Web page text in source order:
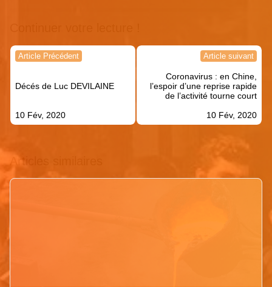
Navigation
l’article
Article Précédent
Décés de Luc DEVILAINE
10 Fév, 2020
Article suivant
Coronavirus : en Chine,
l’espoir d’une reprise rapide
de l’activité tourne court
10 Fév, 2020
Articles similaires